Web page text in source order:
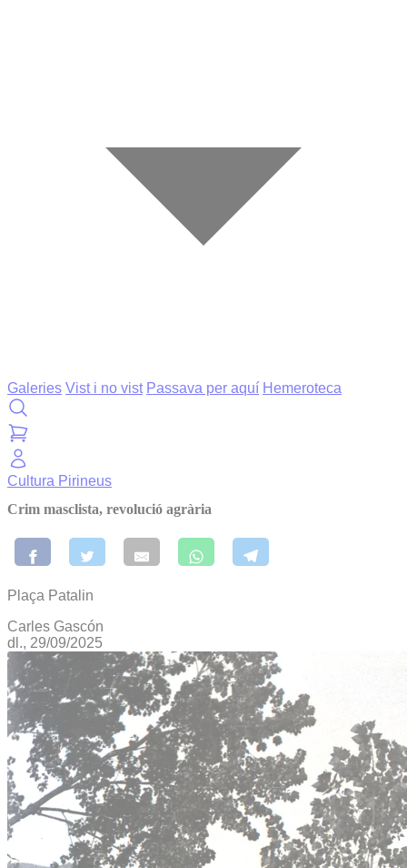
Galeries Vist i no vist Passava per aquí Hemeroteca
Cultura Pirineus
Crim masclista, revolució agrària
Plaça Patalin
Carles Gascón
dl., 29/09/2025